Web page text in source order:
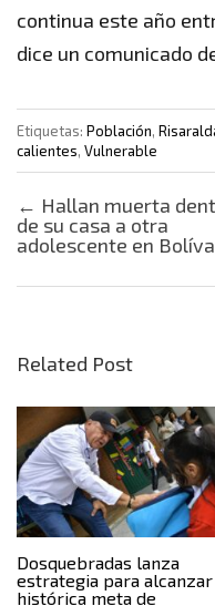
continua este año
dice un comunicado
Etiquetas: Población,
calientes, Vulnerable
Post navigation
← Hallan muerta
de su casa a otra
adolescente en
Related Post
Dosquebradas lanza
estrategia para alcanzar
histórica meta de